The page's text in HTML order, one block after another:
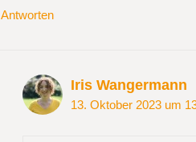
Antworten
Iris Wangermann
13. Oktober 2023 um